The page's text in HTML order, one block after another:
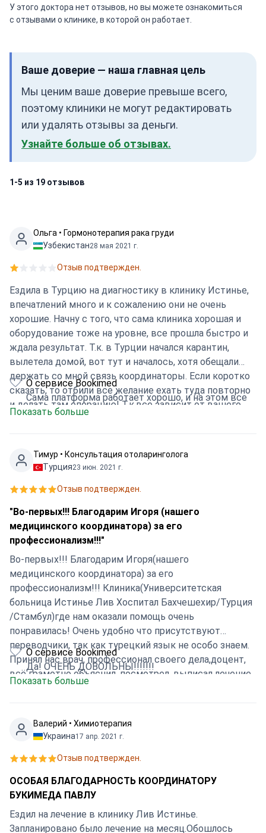
У этого доктора нет отзывов, но вы можете ознакомиться
с отзывами о клинике, в которой он работает.
Ваше доверие — наша главная цель
Мы ценим ваше доверие превыше всего,
поэтому клиники не могут редактировать
или удалять отзывы за деньги.
Узнайте больше об отзывах.
1-5 из 19 отзывов
Ольга • Гормонотерапия рака груди
Узбекистан28 мая 2021 г.
Отзыв подтвержден.
Ездила в Турцию на диагностику в клинику Истинье,
впечатлений много и к сожалению они не очень
хорошие. Начну с того, что сама клиника хорошая и
оборудование тоже на уровне, все прошла быстро и
ждала результат. Т.к. в Турции начался карантин,
вылетела домой, вот тут и началось, хотя обещали
держать со мной связь координаторы. Если коротко
сказать, то отбили все желание ехать туда повторно
и делать там операцию! Т.к.все зависит от вашего
координатора и переводчика. Они работают хорошо
ни врач а координатор, даже цены вам
О сервисе Bookimed
Сама платформа работает хорошо, и на этом все
Показать больше
Тимур • Консультация отоларинголога
Турция23 июн. 2021 г.
Отзыв подтвержден.
"Во-первых!!! Благодарим Игоря (нашего
медицинского координатора) за его
профессионализм!!!"
Во-первых!!! Благодарим Игоря(нашего
медицинского координатора) за его
профессионализм!!! Клиника(Университетская
больница Истинье Лив Хоспитал Бахчешехир/Турция
/Стамбул)где нам оказали помощь очень
понравилась! Очень удобно что присутствуют
переводчики, так как турецкий язык не особо знаем.
Принял нас врач, профессионал своего дела,доцент,
всё грамотно объяснил, посмотрел, выписал лечение
(супруга очень осталось довольна) госпитализации
О сервисе Bookimed
Да! ОЧЕНЬ ДОВОЛЬНЫ!!!!!!!
Показать больше
Валерий • Химиотерапия
Украина17 апр. 2021 г.
Отзыв подтвержден.
ОСОБАЯ БЛАГОДАРНОСТЬ КООРДИНАТОРУ
БУКИМЕДА ПАВЛУ
Ездил на лечение в клинику Лив Истинье.
Запланировано было лечение на месяц.Обошлось